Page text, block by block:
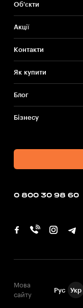
Об'єкти
Акції
Контакти
Як купити
Блог
Бiзнесу
0 800 30 98 60
Мова
сайту
Рус Укр